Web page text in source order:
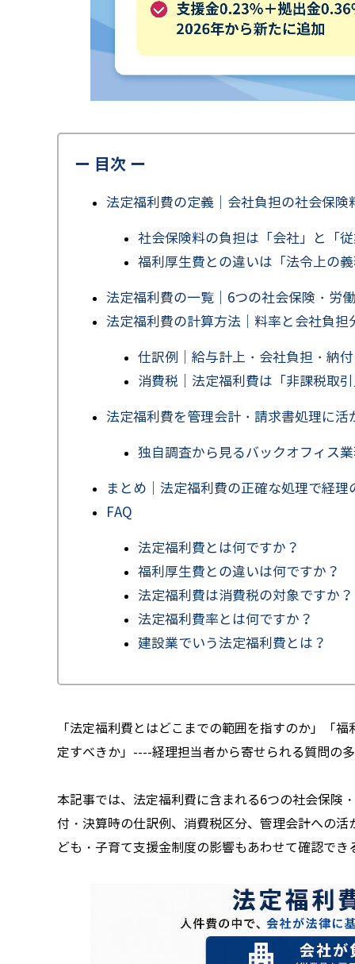
ー 目次 ー
法定福利費の定義｜会社負担の社会保険
社会保険料の負担は「会社」と「
福利厚生費との違いは「法令上の
法定福利費の一覧｜ 6つの社会保険・労
法定福利費の計算方法｜料率と会社負担
仕訳例｜給与計上・会社負担・納
消費税｜法定福利費は「非課税取
法定福利費を管理会計・請求書処理に活
独自調査から見るバックオフィス
まとめ｜法定福利費の正確な処理で経
FAQ
法定福利費とは何ですか？
福利厚生費との違いは何ですか？
法定福利費は消費税の対象ですか？
法定福利費率とは何ですか？
建設業でいう法定福利費とは？
「法定福利費とはどこまでの範囲を指すのか」「
定すべきか」----経理担当者から寄せられる質問の
本記事では、法定福利費に含まれる6つの社会保険
付・決算時の仕訳例、消費税区分、管理会計への
ども・子育て支援金制度の影響もあわせて確認でき